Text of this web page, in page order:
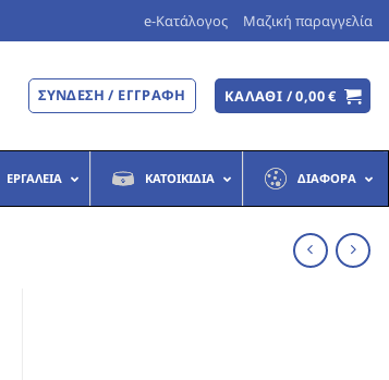
e-Κατάλογος Μαζική παραγγελία
ΣΎΝΔΕΣΗ / ΕΓΓΡΑΦΉ ΚΑΛΆΘΙ /0,00€
ΕΡΓΑΛΕΊΑ ΚΑΤΟΙΚΊΔΙΑ ΔΙΆΦΟΡΑ